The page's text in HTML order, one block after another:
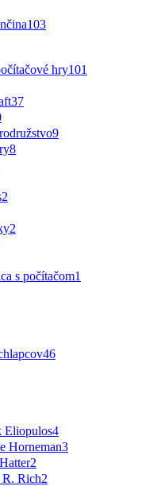
103
hry101
37
9
8
2
2
s počítačom1
46
Eliopulos4
Horneman3
2
R. Rich2